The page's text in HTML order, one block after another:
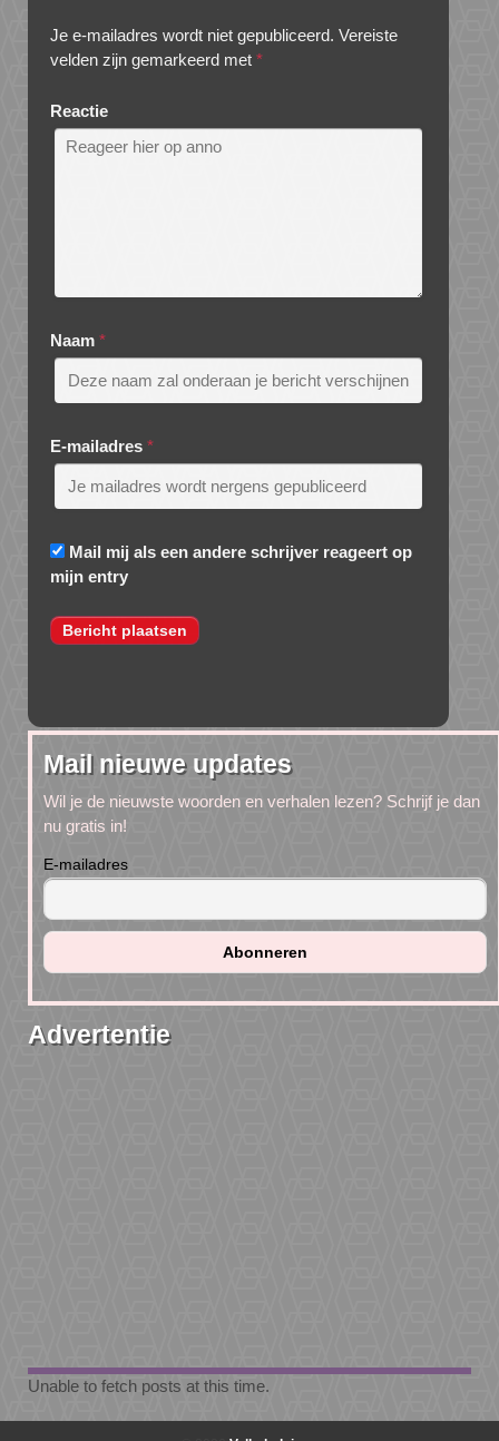
Je e-mailadres wordt niet gepubliceerd. Vereiste
velden zijn gemarkeerd met *
Reactie
Naam *
E-mailadres *
Mail mij als een andere schrijver reageert op
mijn entry
Mail nieuwe updates
Wil je de nieuwste woorden en verhalen lezen? Schrijf je dan
nu gratis in!
E-mailadres
Advertentie
Unable to fetch posts at this time.